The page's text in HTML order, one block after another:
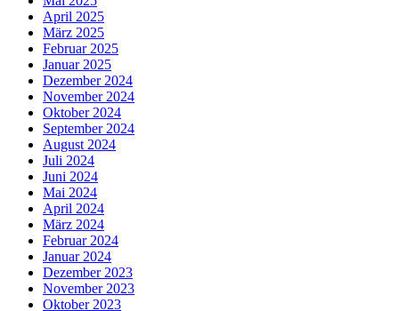
April 2025
März 2025
Februar 2025
Januar 2025
Dezember 2024
November 2024
Oktober 2024
September 2024
August 2024
Juli 2024
Juni 2024
Mai 2024
April 2024
März 2024
Februar 2024
Januar 2024
Dezember 2023
November 2023
Oktober 2023